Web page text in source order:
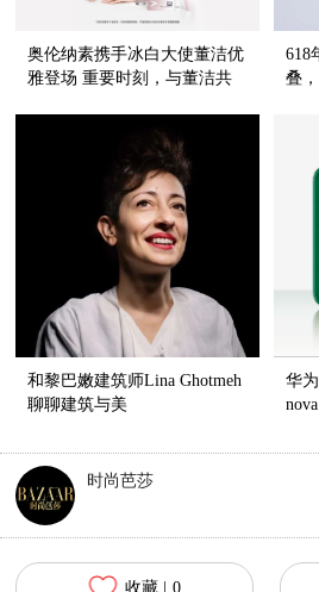
奥伦纳素携手冰白大使董洁优
雅登场 重要时刻，与董洁共
618
叠
和黎巴嫩建筑师Lina Ghotmeh
聊聊建筑与美
华
时尚芭莎
收藏 | 0